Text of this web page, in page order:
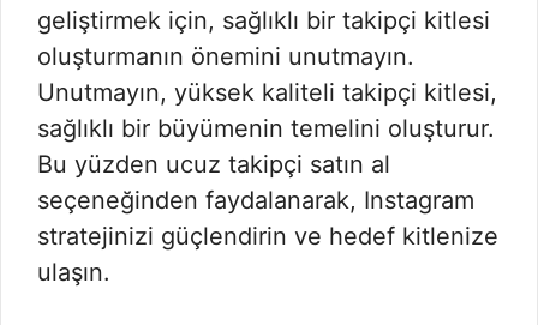
geliştirmek için, sağlıklı bir takipçi kitlesi
oluşturmanın önemini unutmayın.
Unutmayın, yüksek kaliteli takipçi kitlesi,
sağlıklı bir büyümenin temelini oluşturur.
Bu yüzden ucuz takipçi satın al
seçeneğinden faydalanarak, Instagram
stratejinizi güçlendirin ve hedef kitlenize
ulaşın.